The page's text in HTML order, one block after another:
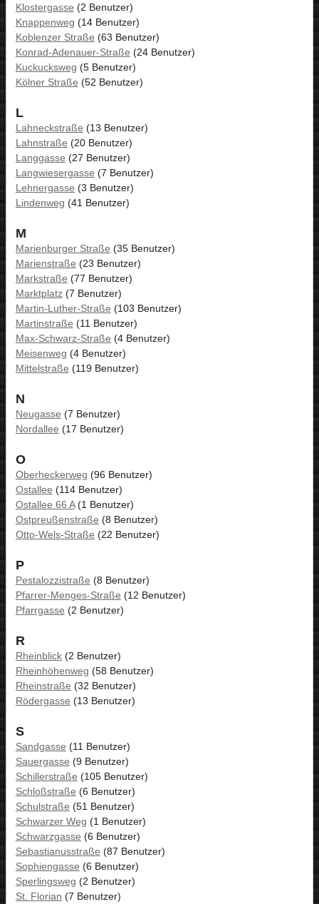
Klostergasse (2 Benutzer)
Knappenweg (14 Benutzer)
Koblenzer Straße (63 Benutzer)
Konrad-Adenauer-Straße (24 Benutzer)
Kuckucksweg (5 Benutzer)
Kölner Straße (52 Benutzer)
L
Lahneckstraße (13 Benutzer)
Lahnstraße (20 Benutzer)
Langgasse (27 Benutzer)
Langwiesergasse (7 Benutzer)
Lehnergasse (3 Benutzer)
Lindenweg (41 Benutzer)
M
Marienburger Straße (35 Benutzer)
Marienstraße (23 Benutzer)
Markstraße (77 Benutzer)
Marktplatz(7 Benutzer)
Martin-Luther-Straße (103 Benutzer)
Martinstraße (11 Benutzer)
Max-Schwarz-Straße (4 Benutzer)
Meisenweg (4 Benutzer)
Mittelstraße (119 Benutzer)
N
Neugasse (7 Benutzer)
Nordallee (17 Benutzer)
O
Oberheckerweg (96 Benutzer)
Ostallee (114 Benutzer)
Ostallee 66 A(1 Benutzer)
Ostpreußenstraße (8 Benutzer)
Otto-Wels-Straße (22 Benutzer)
P
Pestalozzistraße (8 Benutzer)
Pfarrer-Menges-Straße (12 Benutzer)
Pfarrgasse (2 Benutzer)
R
Rheinblick(2 Benutzer)
Rheinhöhenweg (58 Benutzer)
Rheinstraße (32 Benutzer)
Rödergasse (13 Benutzer)
S
Sandgasse (11 Benutzer)
Sauergasse (9 Benutzer)
Schillerstraße (105 Benutzer)
Schloßstraße (6 Benutzer)
Schulstraße (51 Benutzer)
Schwarzer Weg (1 Benutzer)
Schwarzgasse (6 Benutzer)
Sebastianusstraße (87 Benutzer)
Sophiengasse (6 Benutzer)
Sperlingsweg (2 Benutzer)
St. Florian (7 Benutzer)